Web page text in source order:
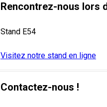
Rencontrez-nous lors
Stand E54
Visitez notre stand en ligne
Contactez-nous !